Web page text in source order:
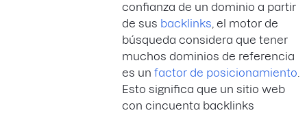
confianza de un dominio a partir
de sus backlinks , el motor de
búsqueda considera que tener
muchos dominios de referencia
es un factor de posicionamiento
Esto significa que un sitio web
con cincuenta backlinks